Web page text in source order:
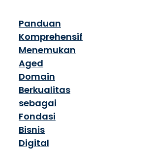
Panduan
Komprehensif
Menemukan
Aged
Domain
Berkualitas
sebagai
Fondasi
Bisnis
Digital